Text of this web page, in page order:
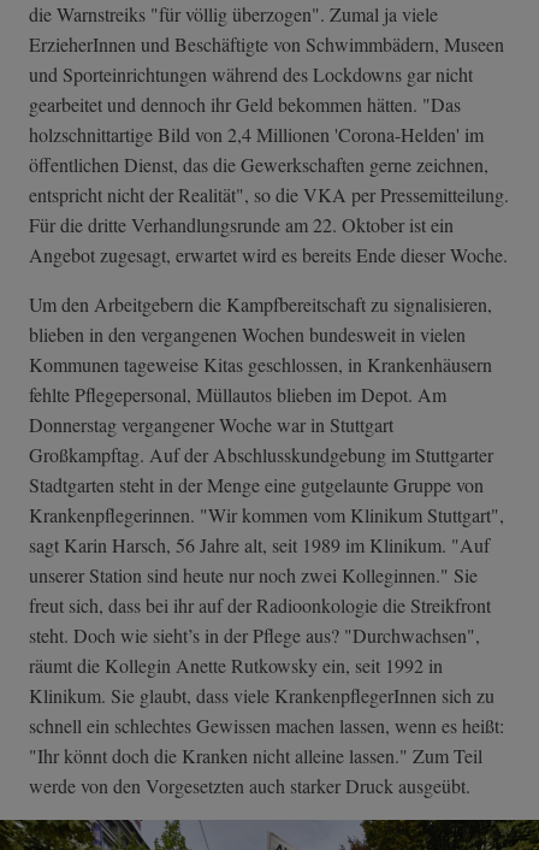
die Warnstreiks "für völlig überzogen". Zumal ja viele
ErzieherInnen und Beschäftigte von Schwimmbädern, Museen
und Sporteinrichtungen während des Lockdowns gar nicht
gearbeitet und dennoch ihr Geld bekommen hätten. "Das
holzschnittartige Bild von 2,4 Millionen 'Corona-Helden' im
öffentlichen Dienst, das die Gewerkschaften gerne zeichnen,
entspricht nicht der Realität", so die VKA per Pressemitteilung.
Für die dritte Verhandlungsrunde am 22. Oktober ist ein
Angebot zugesagt, erwartet wird es bereits Ende dieser Woche.
Um den Arbeitgebern die Kampfbereitschaft zu signalisieren,
blieben in den vergangenen Wochen bundesweit in vielen
Kommunen tageweise Kitas geschlossen, in Krankenhäusern
fehlte Pflegepersonal, Müllautos blieben im Depot. Am
Donnerstag vergangener Woche war in Stuttgart
Großkampftag. Auf der Abschlusskundgebung im Stuttgarter
Stadtgarten steht in der Menge eine gutgelaunte Gruppe von
Krankenpflegerinnen. "Wir kommen vom Klinikum Stuttgart",
sagt Karin Harsch, 56 Jahre alt, seit 1989 im Klinikum. "Auf
unserer Station sind heute nur noch zwei Kolleginnen." Sie
freut sich, dass bei ihr auf der Radioonkologie die Streikfront
steht. Doch wie sieht’s in der Pflege aus? "Durchwachsen",
räumt die Kollegin Anette Rutkowsky ein, seit 1992 in
Klinikum. Sie glaubt, dass viele KrankenpflegerInnen sich zu
schnell ein schlechtes Gewissen machen lassen, wenn es heißt:
"Ihr könnt doch die Kranken nicht alleine lassen." Zum Teil
werde von den Vorgesetzten auch starker Druck ausgeübt.